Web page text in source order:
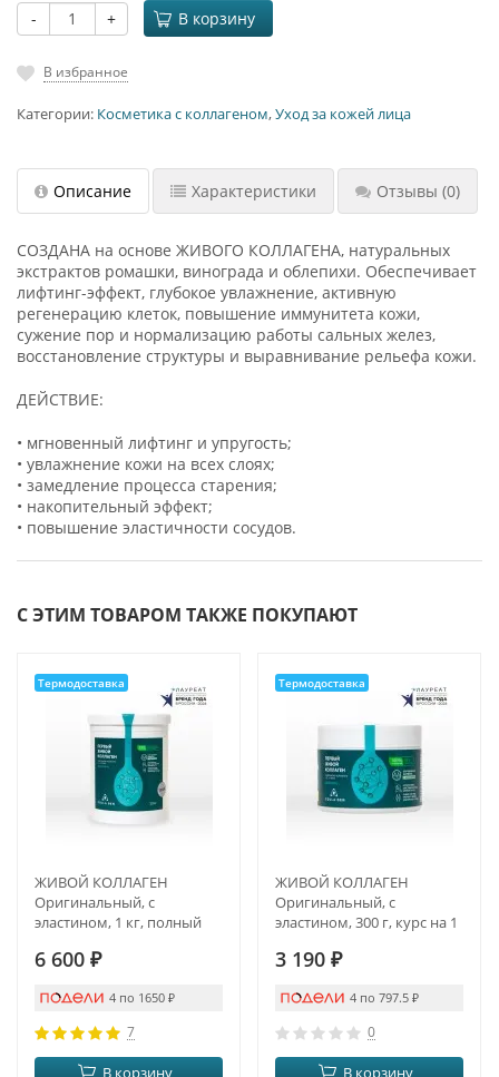
- + В корзину
В избранное
Категории: Косметика с коллагеном,Уход за кожей лица
Описание Характеристики Отзывы (0)
СОЗДАНА на основе ЖИВОГО КОЛЛАГЕНА, натуральных
экстрактов ромашки, винограда и облепихи. Обеспечивает
лифтинг-эффект, глубокое увлажнение, активную
регенерацию клеток, повышение иммунитета кожи,
сужение пор и нормализацию работы сальных желез,
восстановление структуры и выравнивание рельефа кожи.
ДЕЙСТВИЕ:
• мгновенный лифтинг и упругость;
• увлажнение кожи на всех слоях;
• замедление процесса старения;
• накопительный эффект;
• повышение эластичности сосудов.
С ЭТИМ ТОВАРОМ ТАКЖЕ ПОКУПАЮТ
Термодоставка
ЖИВОЙ КОЛЛАГЕН
Оригинальный, с
эластином, 1 кг, полный
6 600 ₽
4 по 1650 ₽
7
В корзину
Термодоставка
ЖИВОЙ КОЛЛАГЕН
Оригинальный, с
эластином, 300 г, курс на 1
3 190 ₽
4 по 797.5 ₽
0
В корзину